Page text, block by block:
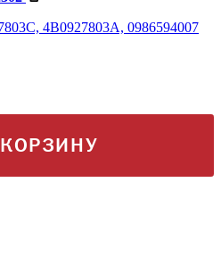
4B0927803A, 0986594007